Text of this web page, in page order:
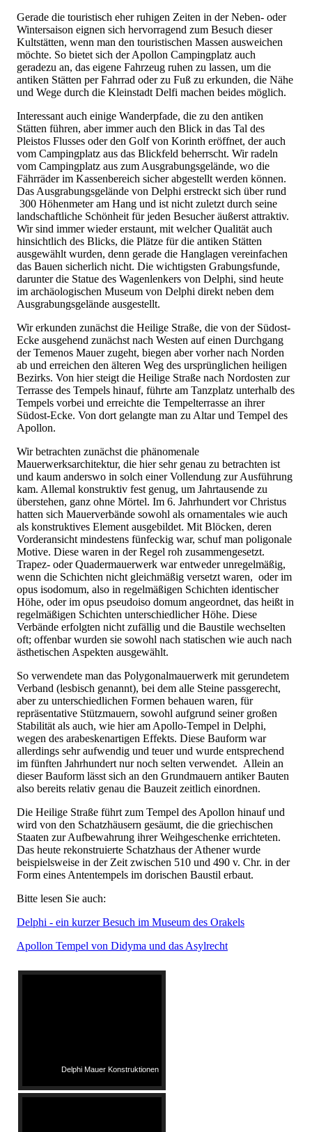
Gerade die touristisch eher ruhigen Zeiten in der Neben- oder
Wintersaison eignen sich hervorragend zum Besuch dieser
Kultstätten, wenn man den touristischen Massen ausweichen
möchte. So bietet sich der Apollon Campingplatz auch
geradezu an, das eigene Fahrzeug ruhen zu lassen, um die
antiken Stätten per Fahrrad oder zu Fuß zu erkunden, die Nähe
und Wege durch die Kleinstadt Delfi machen beides möglich.
Interessant auch einige Wanderpfade, die zu den antiken
Stätten führen, aber immer auch den Blick in das Tal des
Pleistos Flusses oder den Golf von Korinth eröffnet, der auch
vom Campingplatz aus das Blickfeld beherrscht. Wir radeln
vom Campingplatz aus zum Ausgrabungsgelände, wo die
Fährräder im Kassenbereich sicher abgestellt werden können.
Das Ausgrabungsgelände von Delphi erstreckt sich über rund
300 Höhenmeter am Hang und ist nicht zuletzt durch seine
landschaftliche Schönheit für jeden Besucher äußerst attraktiv.
Wir sind immer wieder erstaunt, mit welcher Qualität auch
hinsichtlich des Blicks, die Plätze für die antiken Stätten
ausgewählt wurden, denn gerade die Hanglagen vereinfachen
das Bauen sicherlich nicht. Die wichtigsten Grabungsfunde,
darunter die Statue des Wagenlenkers von Delphi, sind heute
im archäologischen Museum von Delphi direkt neben dem
Ausgrabungsgelände ausgestellt.
Wir erkunden zunächst die Heilige Straße, die von der Südost-
Ecke ausgehend zunächst nach Westen auf einen Durchgang
der Temenos Mauer zugeht, biegen aber vorher nach Norden
ab und erreichen den älteren Weg des ursprünglichen heiligen
Bezirks. Von hier steigt die Heilige Straße nach Nordosten zur
Terrasse des Tempels hinauf, führte am Tanzplatz unterhalb des
Tempels vorbei und erreichte die Tempelterrasse an ihrer
Südost-Ecke. Von dort gelangte man zu Altar und Tempel des
Apollon.
Wir betrachten zunächst die phänomenale
Mauerwerksarchitektur, die hier sehr genau zu betrachten ist
und kaum anderswo in solch einer Vollendung zur Ausführung
kam. Allemal konstruktiv fest genug, um Jahrtausende zu
überstehen, ganz ohne Mörtel. Im 6. Jahrhundert vor Christus
hatten sich Mauerverbände sowohl als ornamentales wie auch
als konstruktives Element ausgebildet. Mit Blöcken, deren
Vorderansicht mindestens fünfeckig war, schuf man poligonale
Motive. Diese waren in der Regel roh zusammengesetzt.
Trapez- oder Quadermauerwerk war entweder unregelmäßig,
wenn die Schichten nicht gleichmäßig versetzt waren, oder im
opus isodomum, also in regelmäßigen Schichten identischer
Höhe, oder im opus pseudoiso domum angeordnet, das heißt in
regelmäßigen Schichten unterschiedlicher Höhe. Diese
Verbände erfolgten nicht zufällig und die Baustile wechselten
oft; offenbar wurden sie sowohl nach statischen wie auch nach
ästhetischen Aspekten ausgewählt.
So verwendete man das Polygonalmauerwerk mit gerundetem
Verband (lesbisch genannt), bei dem alle Steine passgerecht,
aber zu unterschiedlichen Formen behauen waren, für
repräsentative Stützmauern, sowohl aufgrund seiner großen
Stabilität als auch, wie hier am Apollo-Tempel in Delphi,
wegen des arabeskenartigen Effekts. Diese Bauform war
allerdings sehr aufwendig und teuer und wurde entsprechend
im fünften Jahrhundert nur noch selten verwendet. Allein an
dieser Bauform lässt sich an den Grundmauern antiker Bauten
also bereits relativ genau die Bauzeit zeitlich einordnen.
Die Heilige Straße führt zum Tempel des Apollon hinauf und
wird von den Schatzhäusern gesäumt, die die griechischen
Staaten zur Aufbewahrung ihrer Weihgeschenke errichteten.
Das heute rekonstruierte Schatzhaus der Athener wurde
beispielsweise in der Zeit zwischen 510 und 490 v. Chr. in der
Form eines Antentempels im dorischen Baustil erbaut.
Bitte lesen Sie auch:
Delphi - ein kurzer Besuch im Museum des Orakels
Apollon Tempel von Didyma und das Asylrecht
Delphi Mauer Konstruktionen